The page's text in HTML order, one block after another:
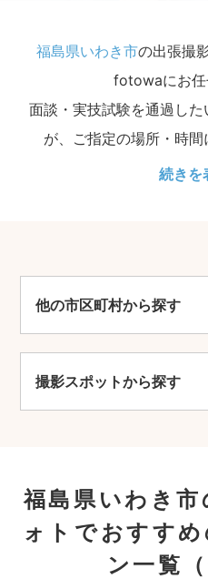
福島県いわき市の出張撮
fotowaにお任
面談・実技試験を通過し
が、ご指定の場所・時間
続きを
他の市区町村から探す
撮影スポットから探す
福島県いわき
ォトでおすす
ン一覧